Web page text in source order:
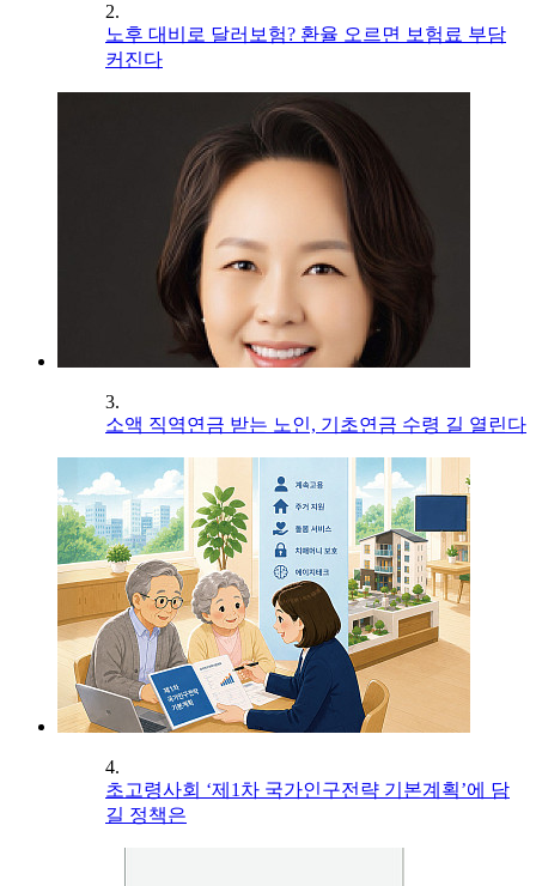
2.
노후 대비로 달러보험? 환율 오르면 보험료 부담
커진다
3.
소액 직역연금 받는 노인, 기초연금 수령 길 열린다
4.
초고령사회 ‘제1차 국가인구전략 기본계획’에 담
길 정책은